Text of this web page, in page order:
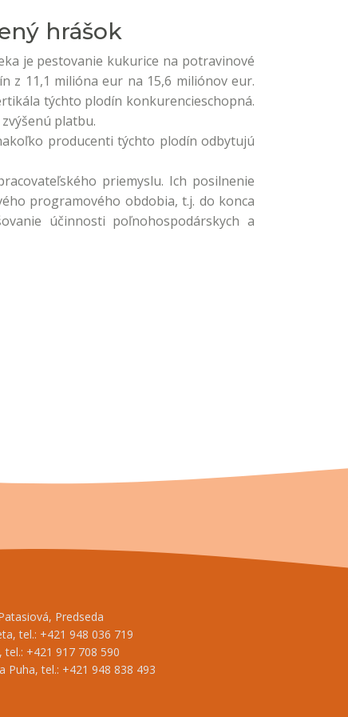
hrášok
je pestovanie kukurice na potravinové
z 11,1 milióna eur na 15,6 miliónov eur.
týchto plodín konkurencieschopná.
platbu.
producenti týchto plodín odbytujú
priemyslu. Ich posilnenie
programového obdobia, t.j. do konca
účinnosti poľnohospodárskych a
Predseda
tel.: +421 948 036 719
tel.: +421 917 708 590
tel.: +421 948 838 493